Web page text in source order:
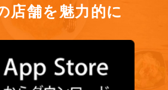
店舗を魅力的に